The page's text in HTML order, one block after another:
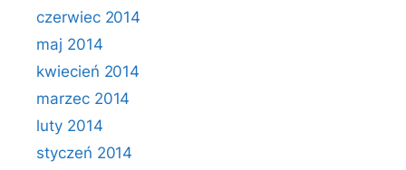
czerwiec 2014
maj 2014
kwiecień 2014
marzec 2014
luty 2014
styczeń 2014